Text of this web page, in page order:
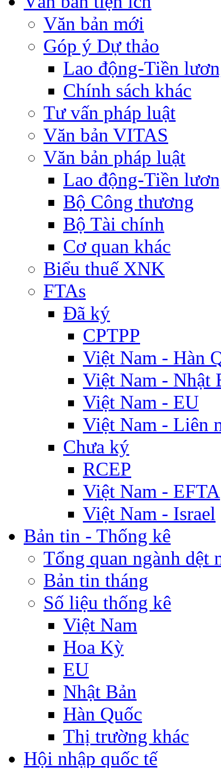
Văn bản mới
Góp ý Dự thảo
Lao động-Tiền
Chính sách khác
Tư vấn pháp luật
Văn bản VITAS
Văn bản pháp luật
Lao động-Tiền
Bộ Công thương
Bộ Tài chính
Cơ quan khác
Biểu thuế XNK
FTAs
Đã ký
CPTPP
Việt Nam - Hàn
Việt Nam - Nhật
Việt Nam - EU
Việt Nam - Liên
Chưa ký
RCEP
Việt Nam - EFTA
Việt Nam - Israel
Bản tin - Thống kê
Tổng quan ngành dệt
Bản tin tháng
Số liệu thống kê
Việt Nam
Hoa Kỳ
EU
Nhật Bản
Hàn Quốc
Thị trường khác
Hội nhập quốc tế